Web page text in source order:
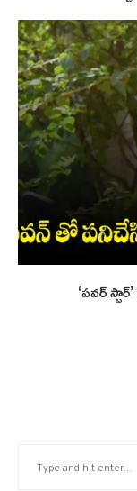
‘పవర్